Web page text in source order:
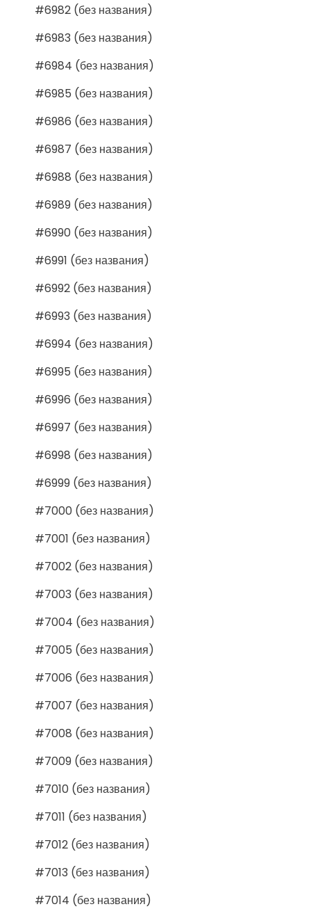
#6982 (без названия)
#6983 (без названия)
#6984 (без названия)
#6985 (без названия)
#6986 (без названия)
#6987 (без названия)
#6988 (без названия)
#6989 (без названия)
#6990 (без названия)
#6991 (без названия)
#6992 (без названия)
#6993 (без названия)
#6994 (без названия)
#6995 (без названия)
#6996 (без названия)
#6997 (без названия)
#6998 (без названия)
#6999 (без названия)
#7000 (без названия)
#7001 (без названия)
#7002 (без названия)
#7003 (без названия)
#7004 (без названия)
#7005 (без названия)
#7006 (без названия)
#7007 (без названия)
#7008 (без названия)
#7009 (без названия)
#7010 (без названия)
#7011 (без названия)
#7012 (без названия)
#7013 (без названия)
#7014 (без названия)